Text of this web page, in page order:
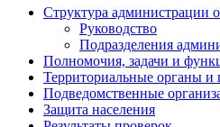
Структура администрации
Руководство
Подразделения
Полномочия, задачи и
Территориальные органы и
Подведомственные
Защита населения